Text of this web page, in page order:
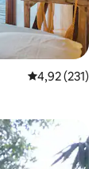
Gemiddelde
4,92 (231)